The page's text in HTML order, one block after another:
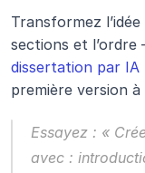
Transformez
sections et
dissertation par IA
première version
Essayez : «
avec :